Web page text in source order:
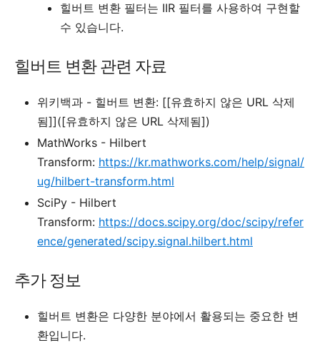
힐버트 변환 필터는 IIR 필터를 사용하여 구현할
수 있습니다.
힐버트 변환 관련 자료
위키백과 - 힐버트 변환: [[유효하지 않은 URL 삭제
됨]]([유효하지 않은 URL 삭제됨])
MathWorks - Hilbert
Transform: https://kr.mathworks.com/help/signal/
ug/hilbert-transform.html
SciPy - Hilbert
Transform: https://docs.scipy.org/doc/scipy/refer
ence/generated/scipy.signal.hilbert.html
추가 정보
힐버트 변환은 다양한 분야에서 활용되는 중요한 변
환입니다.